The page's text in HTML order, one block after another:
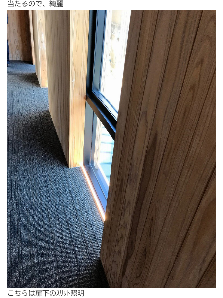
当たるので、綺麗
こちらは扉下のｽﾘｯﾄ照明